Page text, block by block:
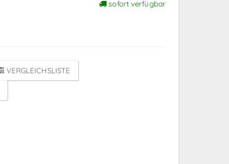
sofort verfügbar
VERGLEICHSLISTE